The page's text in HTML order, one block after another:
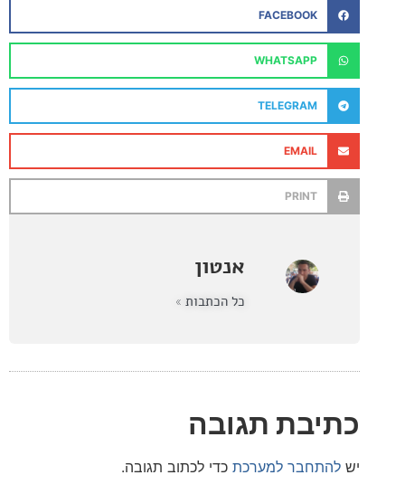
FACEBOOK
WHATSAPP
TELEGRAM
אנטון
תגובה
למערכתכדי לכתוב תגובה.